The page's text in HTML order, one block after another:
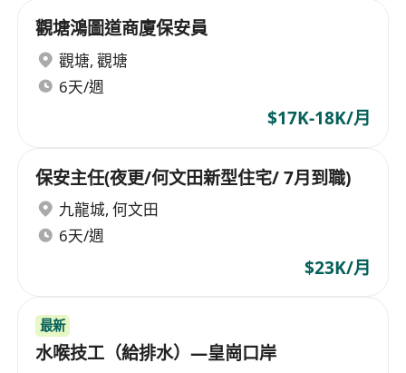
觀塘鴻圖道商廈保安員
觀塘, 觀塘
6天/週
$17K-18K/月
保安主任(夜更/何文田新型住宅/ 7月到職)
九龍城, 何文田
6天/週
$23K/月
最新
水喉技工（給排水）—皇崗口岸